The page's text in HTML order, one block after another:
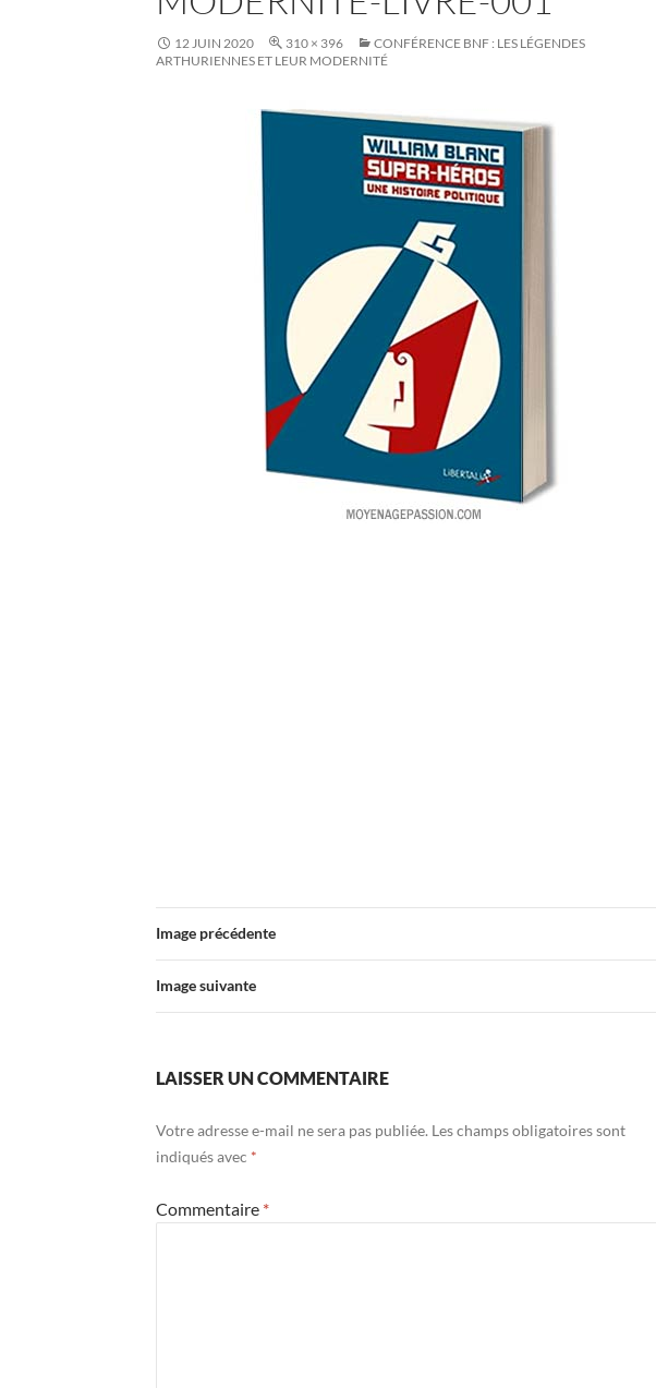
12 JUIN 2020 310 × 396
CONFÉRENCE BNF : LES LÉGENDES
ARTHURIENNES ET LEUR MODERNITÉ
Image précédente
Image suivante
LAISSER UN COMMENTAIRE
Votre adresse e-mail ne sera pas publiée. Les champs obligatoires sont
indiqués avec *
Commentaire *